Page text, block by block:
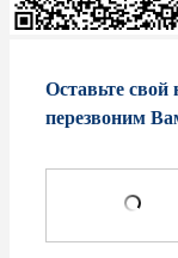
Оставьте
перезвоним